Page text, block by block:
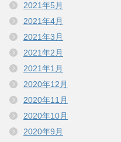
2021年5月
2021年4月
2021年3月
2021年2月
2021年1月
2020年12月
2020年11月
2020年10月
2020年9月